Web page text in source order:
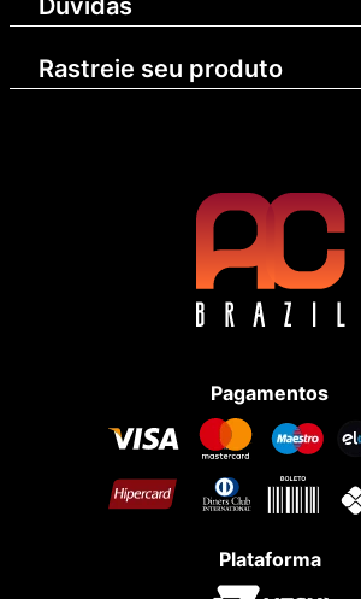
Rastreie seu produto
Pagamentos
Plataforma